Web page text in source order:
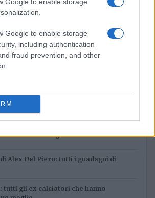
Google to enable storage
including authentication
fraud prevention, and other
tra ruoli, età e
è il calciatore algerino?
Alex Del Piero: tutti i guadagni di
tutti gli ex calciatori che hanno